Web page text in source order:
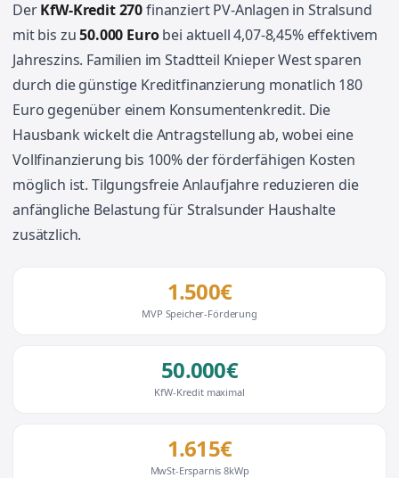
DerKfW-Kredit 270finanziert PV-Anlagen in Stralsund
mit bis zu50.000 Eurobei aktuell 4,07-8,45% effektivem
Jahreszins. Familien im Stadtteil Knieper West sparen
durch die günstige Kreditfinanzierung monatlich 180
Euro gegenüber einem Konsumentenkredit. Die
Hausbank wickelt die Antragstellung ab, wobei eine
Vollfinanzierung bis 100% der förderfähigen Kosten
möglich ist. Tilgungsfreie Anlaufjahre reduzieren die
anfängliche Belastung für Stralsunder Haushalte
zusätzlich.
1.500€
MVP Speicher-Förderung
50.000€
KfW-Kredit maximal
1.615€
MwSt-Ersparnis 8kWp